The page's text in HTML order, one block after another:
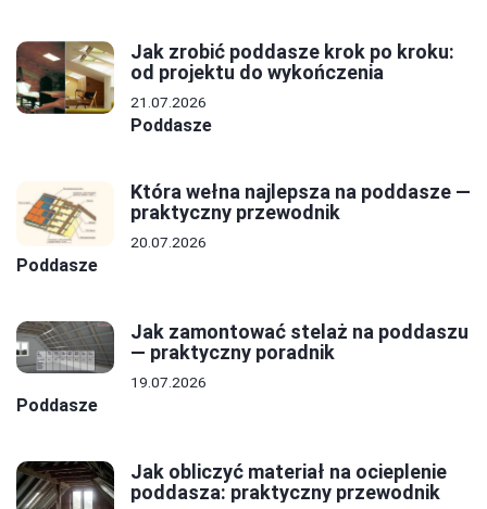
Jak zrobić poddasze krok po kroku:
od projektu do wykończenia
21.07.2026
Poddasze
Która wełna najlepsza na poddasze —
praktyczny przewodnik
20.07.2026
Poddasze
Jak zamontować stelaż na poddaszu
— praktyczny poradnik
19.07.2026
Poddasze
Jak obliczyć materiał na ocieplenie
poddasza: praktyczny przewodnik